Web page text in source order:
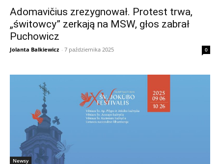
Adomavičius zrezygnował. Protest trwa,
„świtowcy” zerkają na MSW, głos zabrał
Puchowicz
Jolanta Balkiewicz - 7 października 2025 0
Newsy